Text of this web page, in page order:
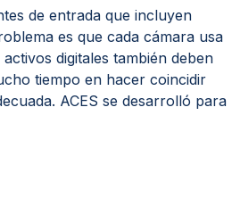
de entrada que incluyen
es que cada cámara usa
digitales también deben
tiempo en hacer coincidir
ACES se desarrolló para